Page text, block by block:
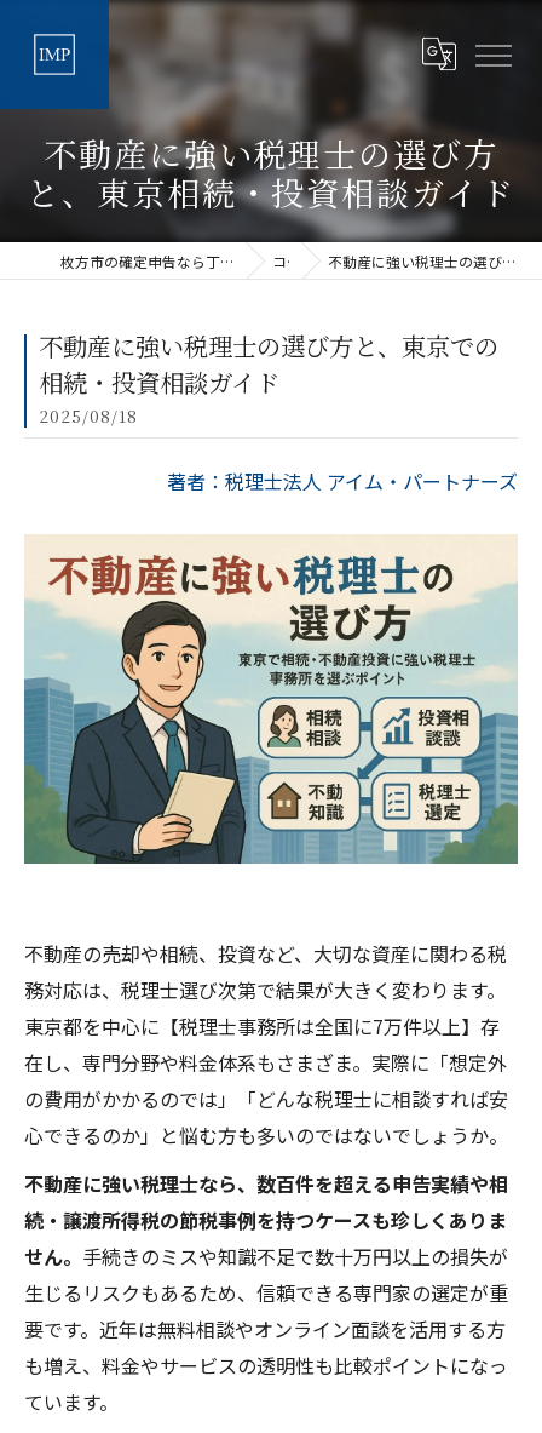
不動産に強い税理士の選び方
と、東京相続・投資相談ガイド
枚方市の確定申告なら丁寧な税理士法人アイムパートナーズ コラム 不動産に強い税理士の選び方と、東京での相続・投資相談ガイド
不動産に強い税理士の選び方と、東京での
相続・投資相談ガイド
2025/08/18
著者：税理士法人 アイム・パートナーズ
不動産の売却や相続、投資など、大切な資産に関わる税
務対応は、税理士選び次第で結果が大きく変わります。
東京都を中心に【税理士事務所は全国に7万件以上】存
在し、専門分野や料金体系もさまざま。実際に「想定外
の費用がかかるのでは」「どんな税理士に相談すれば安
心できるのか」と悩む方も多いのではないでしょうか。
不動産に強い税理士なら、数百件を超える申告実績や相
続・譲渡所得税の節税事例を持つケースも珍しくありま
せん。 手続きのミスや知識不足で数十万円以上の損失が
生じるリスクもあるため、信頼できる専門家の選定が重
要です。近年は無料相談やオンライン面談を活用する方
も増え、料金やサービスの透明性も比較ポイントになっ
ています。